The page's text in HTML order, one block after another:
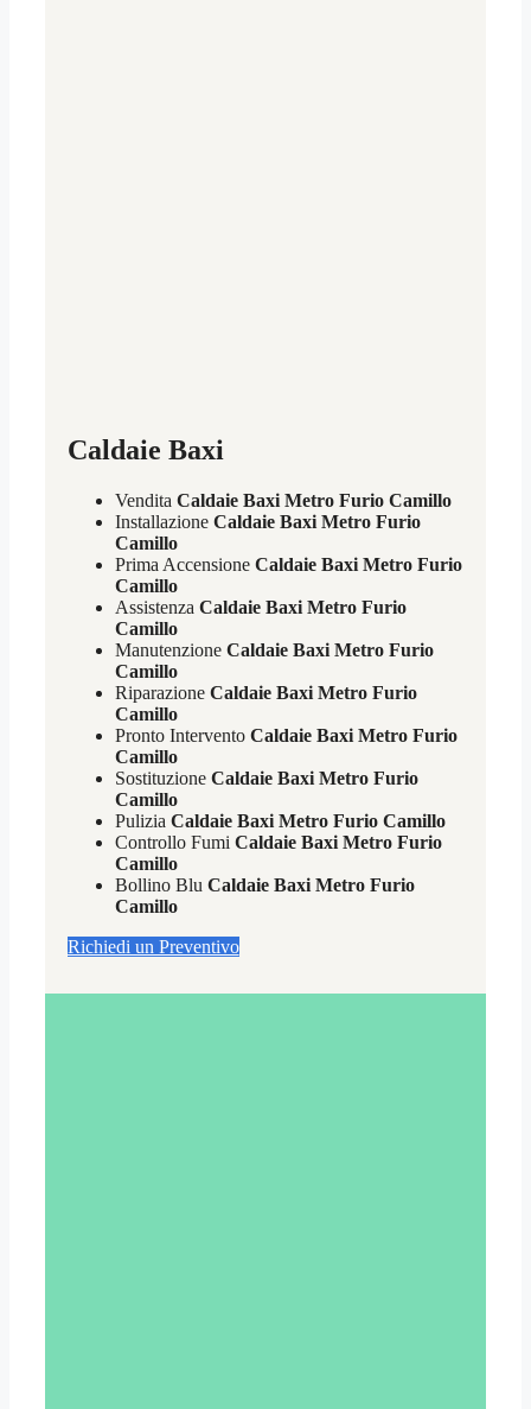
Caldaie Baxi
Vendita Caldaie Baxi Metro Furio Camillo
Installazione Caldaie Baxi Metro Furio
Camillo
Prima Accensione Caldaie Baxi Metro Furio
Camillo
Assistenza Caldaie Baxi Metro Furio
Camillo
Manutenzione Caldaie Baxi Metro Furio
Camillo
Riparazione Caldaie Baxi Metro Furio
Camillo
Pronto Intervento Caldaie Baxi Metro Furio
Camillo
Sostituzione Caldaie Baxi Metro Furio
Camillo
Pulizia Caldaie Baxi Metro Furio Camillo
Controllo Fumi Caldaie Baxi Metro Furio
Camillo
Bollino Blu Caldaie Baxi Metro Furio
Camillo
Richiedi un Preventivo